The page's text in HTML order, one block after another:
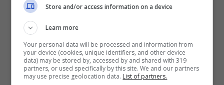
Parole che non sono piaciute al web, che ha
accusato Vidal di essere totalmente
insensibile alla vicenda
sul web e per il momento, Arturo Vidal fa
silenzio sui social, non parlando più della stessa
polemica che lo vede coinvolto.
Store and/or access information on a device
Learn more
Your personal data will be processed and information from
your device (cookies, unique identifiers, and other device
data) may be stored by, accessed by and shared with 319
partners, or used specifically by this site. We and our partners
may use precise geolocation data. List of partners.